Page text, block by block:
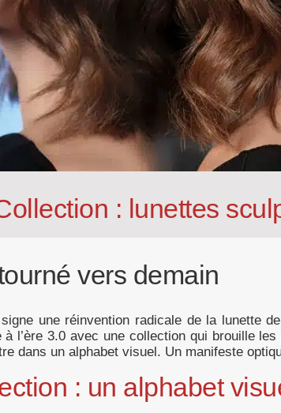
: lunettes
vers demain
signe une réinvention radicale de la lunette
l’ère 3.0 avec une collection qui brouille
dans un alphabet visuel. Un manifeste
: un alphabet